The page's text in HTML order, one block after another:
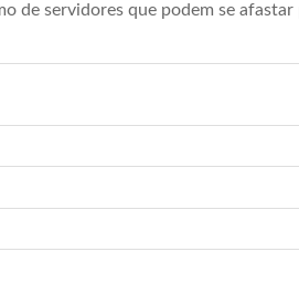
de servidores que podem se